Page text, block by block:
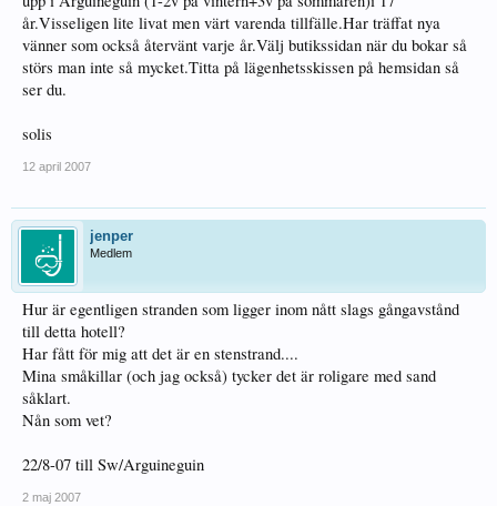
år.Visseligen lite livat men värt varenda tillfälle.Har träffat nya
vänner som också återvänt varje år.Välj butikssidan när du bokar så
störs man inte så mycket.Titta på lägenhetsskissen på hemsidan så
ser du.
solis
12 april 2007
jenper
Medlem
Hur är egentligen stranden som ligger inom nått slags gångavstånd
till detta hotell?
Har fått för mig att det är en stenstrand....
Mina småkillar (och jag också) tycker det är roligare med sand
såklart.
Nån som vet?
22/8-07 till Sw/Arguineguin
2 maj 2007